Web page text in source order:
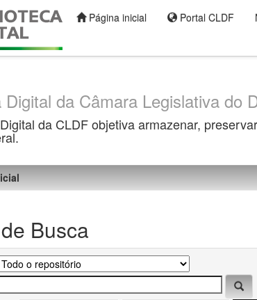
Página inicial Portal CLDF
Digital da Câmara Legislativa do
da CLDF objetiva armazenar,
Busca